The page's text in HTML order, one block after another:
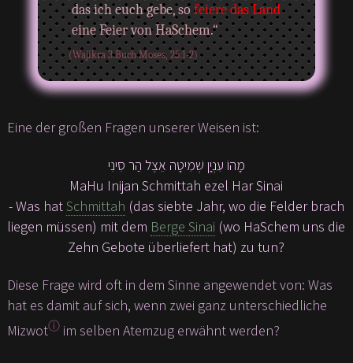
das ich euch gebe, sofeiere das Land
eine Feier von HaSchem.“
(Wajikra 3.Buch Moses, 25:1-2)
Eine der großen Fragen unserer Weisen ist:
מָהוֹ עִנְיָן שְׁמִיטָה אֵצֶל הַר סִינִי
MaHu Inijan Schmittah ezel Har Sinai
- Was hatSchmittah (das siebte Jahr, wo die Felder brach
liegen müssen) mit dem Berge Sinai (wo HaSchem uns die
Zehn Gebote überliefert hat) zu tun?
Diese Frage wird oft in dem Sinne angewendet von: Was
hat es damit auf sich, wenn zwei ganz unterschiedliche
Mizwotⓘim selben Atemzug erwähnt werden?